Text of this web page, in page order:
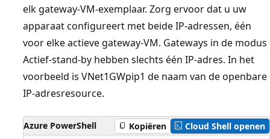
elk gateway-VM-exemplaar. Zorg ervoor dat u uw
apparaat configureert met beide IP-adressen, één
voor elke actieve gateway-VM. Gateways in de modus
Actief-stand-by hebben slechts één IP-adres. In het
voorbeeld is VNet1GWpip1 de naam van de openbare
IP-adresresource.
Azure PowerShell Kopiëren Cloud Shell openen